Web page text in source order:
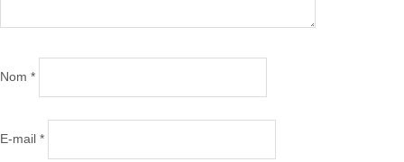
Nom *
E-mail *